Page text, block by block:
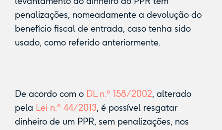
penalizações, nomeadamente a devolução do
benefício fiscal de entrada, caso tenha sido
usado, como referido anteriormente.
De acordo com o DL n.º 158/2002, alterado
pela Lei n.º 44/2013, é possível resgatar
dinheiro de um PPR, sem penalizações, nos